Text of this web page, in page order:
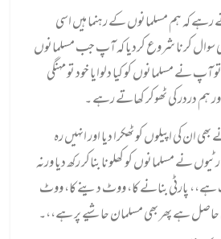
رہے کہ ہم مسلمانوں کے رہنما ہیں اسی
کرنا شروع کردیا کہ آپ جب مسلمانوں
نے مسلمانوں کو کیا دلوایا خود تو مہنگی
ہم دردر کی ٹھوکر کھاتے رہے ۔
ان کی اپیلوں کو ٹھکرا دیا اور انہیں رہ
نے مسلمانوں کو کھلونا بناکر رکھ دیا ورنہ
پارٹی بنانے کا، ووٹ دینے کا، ووٹ
ہے پھر بھی مسلمان حاشیے پر ہے،،۔